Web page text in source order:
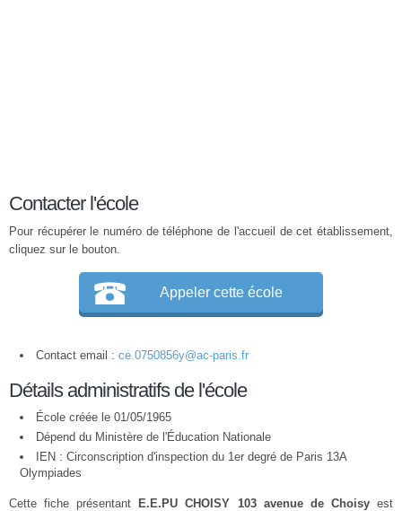
Contacter l'école
Pour récupérer le numéro de téléphone de l'accueil de cet établissement,
cliquez sur le bouton.
Appeler cette école
Contact email : ce.0750856y@ac-paris.fr
Détails administratifs de l'école
École créée le 01/05/1965
Dépend du Ministère de l'Éducation Nationale
IEN : Circonscription d'inspection du 1er degré de Paris 13A
Olympiades
Cette fiche présentant E.E.PU CHOISY 103 avenue de Choisyest